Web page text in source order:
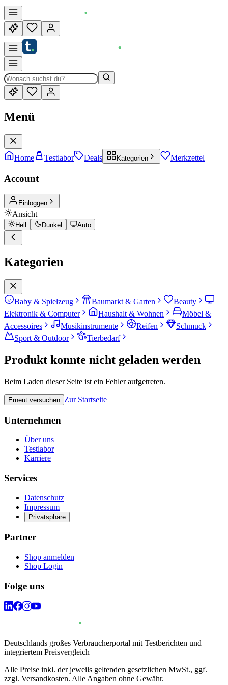
Menü
Home Testlabor Deals Kategorien Merkzettel
Account
Einloggen
Ansicht
Hell Dunkel Auto
Kategorien
Baby & Spielzeug Baumarkt & Garten
Beauty
Elektronik & Computer
Haushalt & Wohnen
Möbel &
Accessoires
Musikinstrumente Reifen
Schmuck
Sport & Outdoor
Tierbedarf
Produkt konnte nicht geladen werden
Beim Laden dieser Seite ist ein Fehler aufgetreten.
Erneut versuchen Zur Startseite
Unternehmen
Über uns
Testlabor
Karriere
Services
Datenschutz
Impressum
Privatsphäre
Partner
Shop anmelden
Shop Login
Folge uns
Deutschlands großes Verbraucherportal mit Testberichten und
integriertem Preisvergleich
Alle Preise inkl. der jeweils geltenden gesetzlichen MwSt., ggf.
zzgl. Versandkosten. Alle Angaben ohne Gewähr.